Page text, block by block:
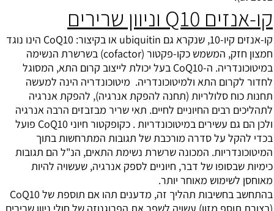
קו-אנזים Q10 וניוון שרירים
קו-אנזים קיו-10, שנקרא גם ubiquitin או בקיצור: CoQ10 הינו נוגד
חמצון חזק, המשמש כקו-פקטור (cofactor) בשרשרת הנשימה
במיטוכונדריה. ה-CoQ10 בעל יכולת לייצוב קרום התא, המסוגל
לחדור לקרום התא ולמיטוכונדריה. מיטוכונדריה הינה למעשה
תחנות כוח סלולריות (תחנה להפקת אנרגיה), להפקת אנרגיה
לתהליכים רבים החיוניים לחיים. תאי שריר מבזבזים הרבה אנרגיה
ולכן הם גם עשירים במיטוכונדריות . כקופקטור חיוני CoQ10 פועל
בכדי להקל על סדרה מורכבת של תגובות המתרחשות בתוך
המיטוכונדריות. המכונה שרשרת נשימת התאים, הנ"ל הם תגובות
כימיות שבסופו של דבר, חיוניים לספק אנרגיה, שעשויה להיות
מאוחסן לשימוש מאוחר יותר.
בהתחשב בחשיבות תהליך זה, מדענים תהו אם תוספת של CoQ10
(בצורת תוספ מזון) עשויה לשפר את הפרוגנוזה של חולי ניוון שרירים,